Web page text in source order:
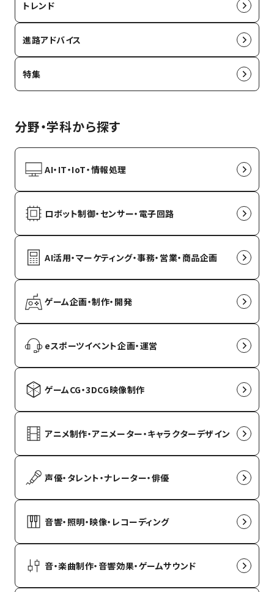
トレンド
進路アドバイス
特集
分野・学科から探す
AI・IT・IoT・情報処理
ロボット制御・センサー・電子回路
AI活用・マーケティング・事務・営業・商品企画
ゲーム企画・制作・開発
eスポーツイベント企画・運営
ゲームCG・3DCG映像制作
アニメ制作・アニメーター・キャラクターデザイン
声優・タレント・ナレーター・俳優
音響・照明・映像・レコーディング
音・楽曲制作・音響効果・ゲームサウンド